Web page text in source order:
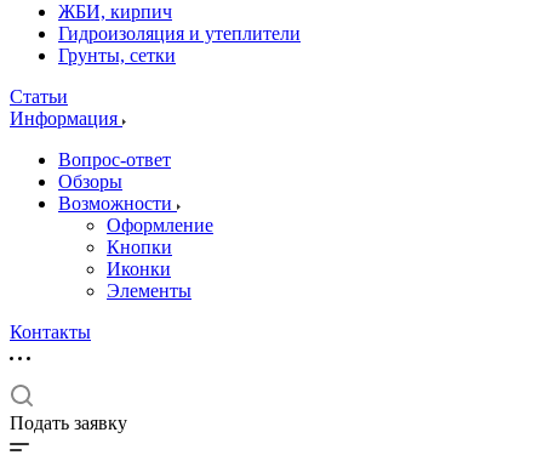
ЖБИ, кирпич
Гидроизоляция и утеплители
Грунты, сетки
Статьи
Информация
Вопрос-ответ
Обзоры
Возможности
Оформление
Кнопки
Иконки
Элементы
Контакты
Подать заявку